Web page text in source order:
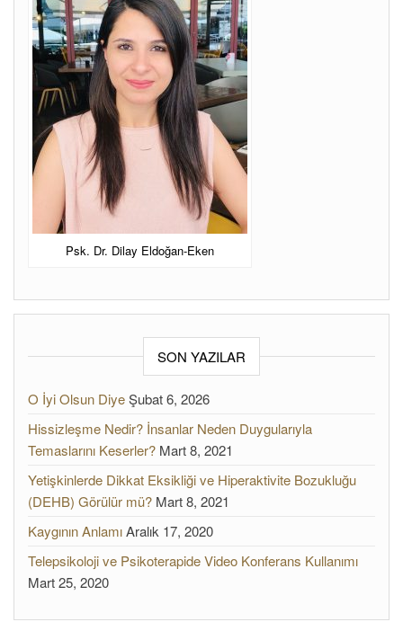
Ankara PsikologPsk Dr
Dilay Eldoğan Eken.
Psk. Dr. Dilay Eldoğan-Eken
SON YAZILAR
O İyi Olsun DiyeŞubat 6, 2026
Hissizleşme Nedir? İnsanlar Neden Duygularıyla
Temaslarını Keserler? Mart 8, 2021
Yetişkinlerde Dikkat Eksikliği ve Hiperaktivite Bozukluğu
(DEHB) Görülür mü? Mart 8, 2021
Kaygının AnlamıAralık 17, 2020
Telepsikoloji ve Psikoterapide Video Konferans Kullanımı
Mart 25, 2020